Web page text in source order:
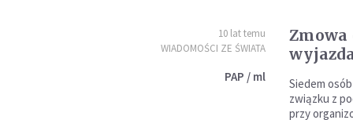
10 lat temu
WIADOMOŚCI ZE ŚWIATA
PAP / ml
Zmowa
Siedem
związku z
przy